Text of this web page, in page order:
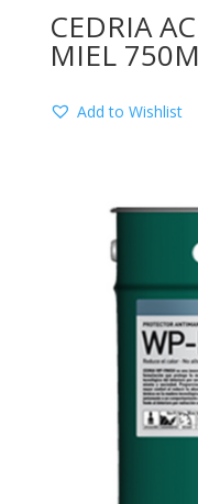
CEDRIA
MIEL
Add to Wishlist